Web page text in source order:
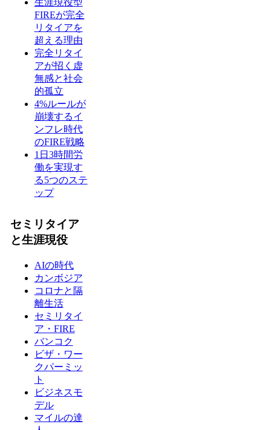
FIREが完全
リタイアを
超える理由
完全リタイ
アが招く虚
無感と社会
的孤立
4%ルールが
崩壊するイ
ンフレ時代
のFIRE戦略
1日3時間労
働を実現す
る5つのステ
ップ
セミリタイア
と生涯現役
AIの時代
カンボジア
コロナと隔
離生活
セミリタイ
ア・FIRE
バンコク
ビザ・ワー
クパーミッ
ト
ビジネスモ
デル
マイルの達